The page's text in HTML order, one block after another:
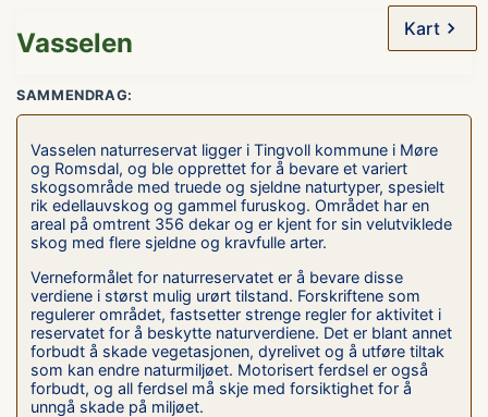
Kart
Vasselen
SAMMENDRAG:
Vasselen naturreservat ligger i Tingvoll kommune i Møre
og Romsdal, og ble opprettet for å bevare et variert
skogsområde med truede og sjeldne naturtyper, spesielt
rik edellauvskog og gammel furuskog. Området har en
areal på omtrent 356 dekar og er kjent for sin velutviklede
skog med flere sjeldne og kravfulle arter.
Verneformålet for naturreservatet er å bevare disse
verdiene i størst mulig urørt tilstand. Forskriftene som
regulerer området, fastsetter strenge regler for aktivitet i
reservatet for å beskytte naturverdiene. Det er blant annet
forbudt å skade vegetasjonen, dyrelivet og å utføre tiltak
som kan endre naturmiljøet. Motorisert ferdsel er også
forbudt, og all ferdsel må skje med forsiktighet for å
unngå skade på miljøet.